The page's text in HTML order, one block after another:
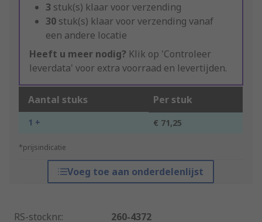
3 stuk(s) klaar voor verzending
30 stuk(s) klaar voor verzending vanaf
een andere locatie
Heeft u meer nodig? Klik op 'Controleer
leverdata' voor extra voorraad en levertijden.
Aantal stuks Per stuk
1 + € 71,25
*prijsindicatie
Voeg toe aan onderdelenlijst
RS-stocknr.:
260-4372